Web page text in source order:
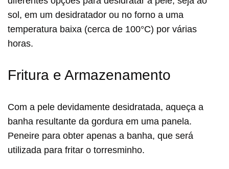
sol, em um desidratador ou no forno a uma
temperatura baixa (cerca de 100°C) por várias
horas.
Fritura e Armazenamento
Com a pele devidamente desidratada, aqueça a
banha resultante da gordura em uma panela.
Peneire para obter apenas a banha, que será
utilizada para fritar o torresminho.